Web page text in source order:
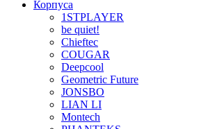
Корпуса
1STPLAYER
be quiet!
Chieftec
COUGAR
Deepcool
Geometric Future
JONSBO
LIAN LI
Montech